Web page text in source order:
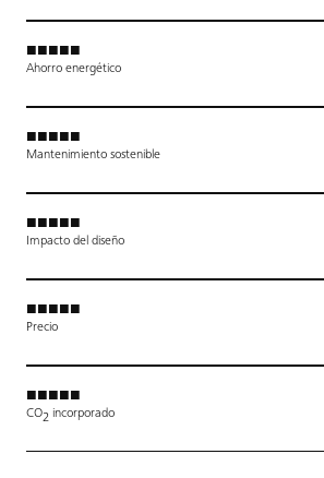
■■■■■
Ahorro energético
■■■■■
Mantenimiento sostenible
■■■■■
Impacto del diseño
■■■■■
Precio
■■■■■
CO2 incorporado